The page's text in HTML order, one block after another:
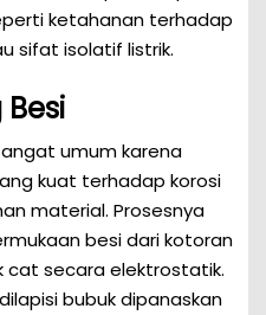
ketahanan terhadap
sifat isolatif listrik.
umum karena
kuat terhadap korosi
material. Prosesnya
besi dari kotoran
cat secara elektrostatik.
bubuk dipanaskan